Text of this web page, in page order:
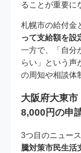
ることが重要に
札幌市の給付金
って支給額を設
一方で、「自分
らい」という声
の周知や相談体
大阪府大東市
8,000円の申
3つ目のニュー
騰対策市民生活